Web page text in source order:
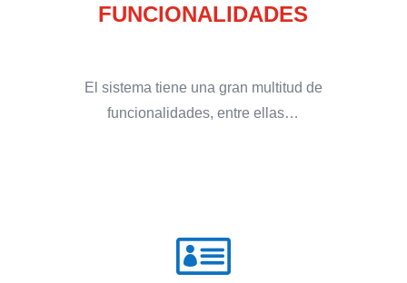
FUNCIONALIDADES
El sistema tiene una gran multitud de
funcionalidades, entre ellas…
